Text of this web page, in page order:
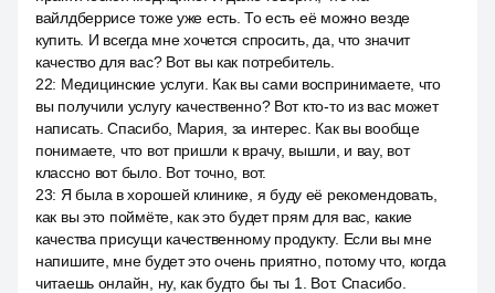
вайлдберрисе тоже уже есть. То есть её можно везде
купить. И всегда мне хочется спросить, да, что значит
качество для вас? Вот вы как потребитель.
22: Медицинские услуги. Как вы сами воспринимаете, что
вы получили услугу качественно? Вот кто-то из вас может
написать. Спасибо, Мария, за интерес. Как вы вообще
понимаете, что вот пришли к врачу, вышли, и вау, вот
классно вот было. Вот точно, вот.
23: Я была в хорошей клинике, я буду её рекомендовать,
как вы это поймёте, как это будет прям для вас, какие
качества присущи качественному продукту. Если вы мне
напишите, мне будет это очень приятно, потому что, когда
читаешь онлайн, ну, как будто бы ты 1. Вот. Спасибо.